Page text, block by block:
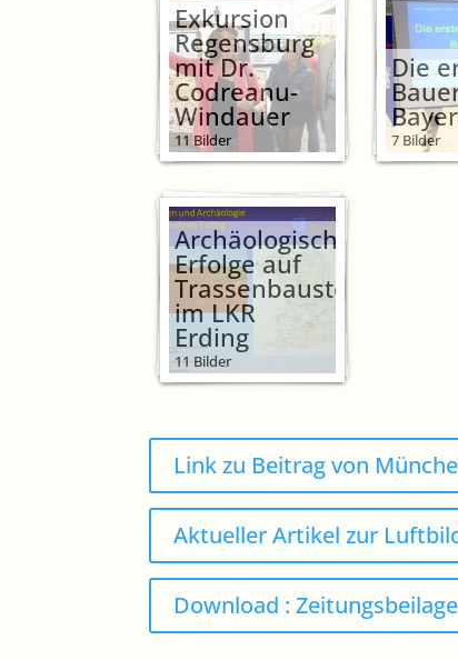
Exkursion
Regensburg
mit Dr.
Codreanu-
Windauer
11 Bilder
Die
7 Bilder
Archäologische
Erfolge auf
Trassenbaustellen
im LKR
Erding
11 Bilder
Link zu Beitrag von
Aktueller Artikel zur
Download :